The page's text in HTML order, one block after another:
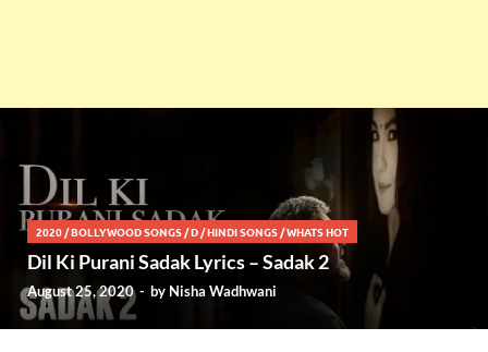
2020 /BOLLYWOOD SONGS /D /HINDI SONGS /WHATS HOT
Dil Ki Purani Sadak Lyrics – Sadak 2
August 25, 2020 - by Nisha Wadhwani